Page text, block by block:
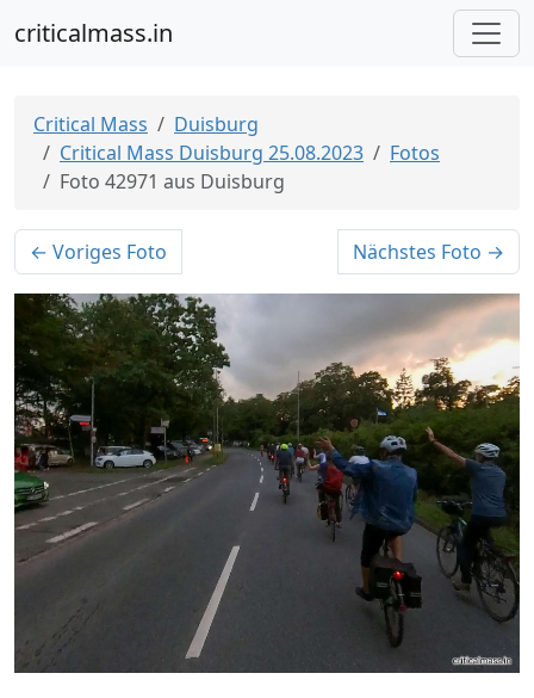
criticalmass.in
Critical Mass
Duisburg
Critical Mass Duisburg 25.08.2023
Fotos
Foto 42971 aus Duisburg
← Voriges Foto Nächstes Foto →